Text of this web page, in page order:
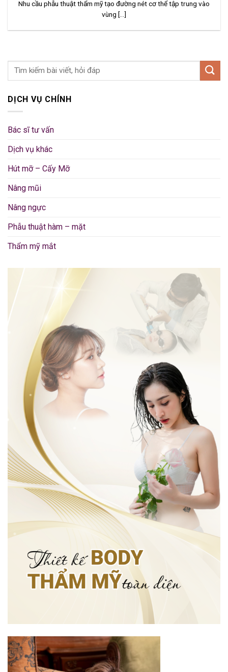
Nhu cầu phẫu thuật thẩm mỹ tạo đường nét cơ thể tập trung vào
vùng [...]
DỊCH VỤ CHÍNH
Bác sĩ tư vấn
Dịch vụ khác
Hút mỡ – Cấy Mỡ
Nâng mũi
Nâng ngực
Phẫu thuật hàm – mặt
Thẩm mỹ mắt